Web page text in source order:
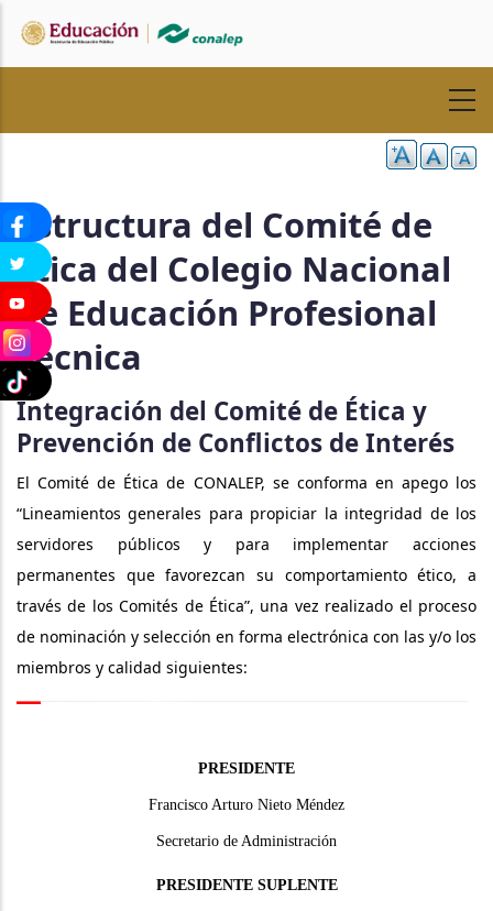
Estructura del Comité de
Ética del Colegio Nacional
de Educación Profesional
Técnica
Integración del Comité de Ética y
Prevención de Conflictos de Interés
El Comité de Ética de CONALEP, se conforma en apego los
“Lineamientos generales para propiciar la integridad de los
servidores públicos y para implementar acciones
permanentes que favorezcan su comportamiento ético, a
través de los Comités de Ética”, una vez realizado el proceso
de nominación y selección en forma electrónica con las y/o los
miembros y calidad siguientes:
PRESIDENTE
Francisco Arturo Nieto Méndez
Secretario de Administración
PRESIDENTE SUPLENTE